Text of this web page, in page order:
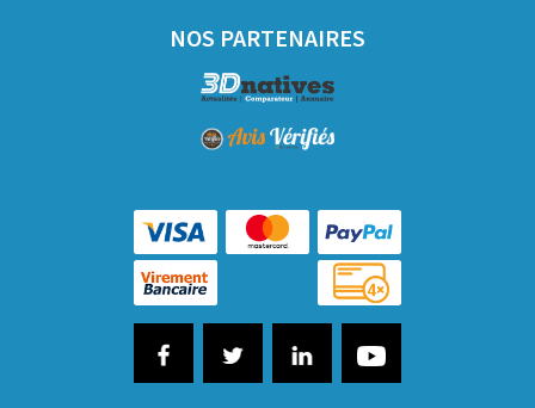
NOS PARTENAIRES